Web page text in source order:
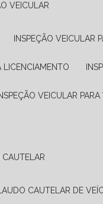
VEICULAR
INSPEÇÃO VEICULAR
LICENCIAMENTO
VEICULAR
CAUTELAR
LAUDO CAUTELAR DE